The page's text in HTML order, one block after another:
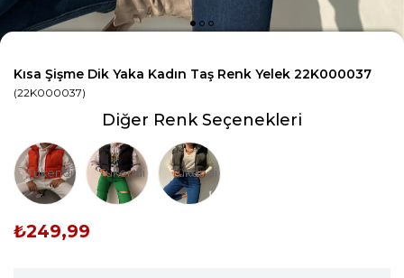
Kısa Şişme Dik Yaka Kadın Taş Renk Yelek 22K000037
(22K000037)
Diğer Renk Seçenekleri
Tükendi Tükendi Tükendi
₺249,99